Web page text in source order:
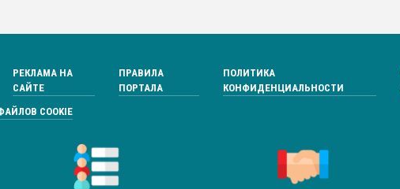
РЕКЛАМА НА
САЙТЕ
ПРАВИЛА
ПОРТАЛА
ПОЛИТИКА
КОНФИДЕНЦИАЛЬНОСТИ
COOKIE